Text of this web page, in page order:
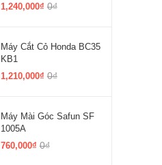
1,240,000₫0₫
Máy Cắt Cỏ Honda BC35
KB1
1,210,000₫0₫
Máy Mài Góc Safun SF
1005A
760,000₫0₫